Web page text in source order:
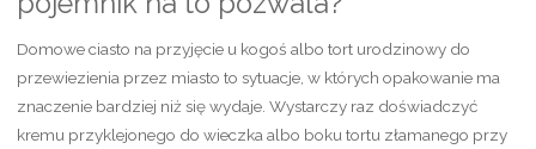
Domowe ciasto na przyjęcie u kogoś albo tort urodzinowy do
przewiezienia przez miasto to sytuacje, w których opakowanie ma
znaczenie bardziej niż się wydaje. Wystarczy raz doświadczyć
kremu przyklejonego do wieczka albo boku tortu złamanego przy